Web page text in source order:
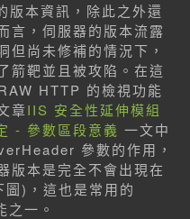
本資訊，除此之外還
言，伺服器的版本流露
但尚未修補的情況下，
箭靶並且被攻陷。在這
HTTP 的檢視功能
章IIS 安全性延伸模組
- 參數區段意義 一文中
參數的作用，
版本是完全不會出現在
)，這也是常用的
一。